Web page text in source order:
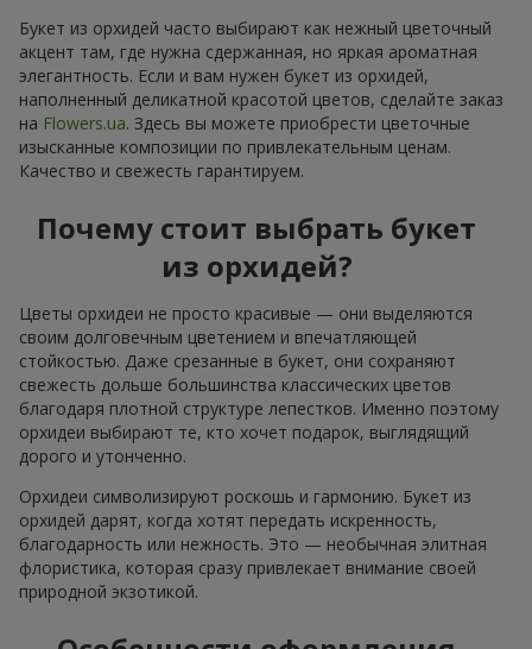
Букет из орхидей часто выбирают как нежный цветочный
акцент там, где нужна сдержанная, но яркая ароматная
элегантность. Если и вам нужен букет из орхидей,
наполненный деликатной красотой цветов, сделайте заказ
на Flowers.ua. Здесь вы можете приобрести цветочные
изысканные композиции по привлекательным ценам.
Качество и свежесть гарантируем.
Почему стоит выбрать букет
из орхидей?
Цветы орхидеи не просто красивые — они выделяются
своим долговечным цветением и впечатляющей
стойкостью. Даже срезанные в букет, они сохраняют
свежесть дольше большинства классических цветов
благодаря плотной структуре лепестков. Именно поэтому
орхидеи выбирают те, кто хочет подарок, выглядящий
дорого и утонченно.
Орхидеи символизируют роскошь и гармонию. Букет из
орхидей дарят, когда хотят передать искренность,
благодарность или нежность. Это — необычная элитная
флористика, которая сразу привлекает внимание своей
природной экзотикой.